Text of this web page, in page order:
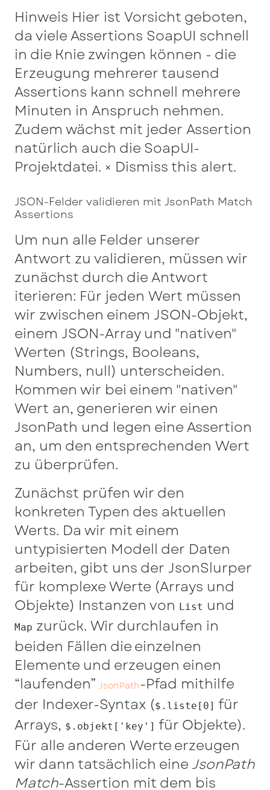
Hinweis Hier ist Vorsicht geboten,
da viele Assertions SoapUI schnell
in die Knie zwingen können - die
Erzeugung mehrerer tausend
Assertions kann schnell mehrere
Minuten in Anspruch nehmen.
Zudem wächst mit jeder Assertion
natürlich auch die SoapUI-
Projektdatei. × Dismiss this alert.
JSON-Felder validieren mit JsonPath Match
Assertions
Um nun alle Felder unserer
Antwort zu validieren, müssen wir
zunächst durch die Antwort
iterieren: Für jeden Wert müssen
wir zwischen einem JSON-Objekt,
einem JSON-Array und "nativen"
Werten (Strings, Booleans,
Numbers, null) unterscheiden.
Kommen wir bei einem "nativen"
Wert an, generieren wir einen
JsonPath und legen eine Assertion
an, um den entsprechenden Wert
zu überprüfen.
Zunächst prüfen wir den
konkreten Typen des aktuellen
Werts. Da wir mit einem
untypisierten Modell der Daten
arbeiten, gibt uns der JsonSlurper
für komplexe Werte (Arrays und
Objekte) Instanzen von
List und
Map zurück. Wir durchlaufen in
beiden Fällen die einzelnen
Elemente und erzeugen einen
“laufenden” JsonPath-Pfad mithilfe
der Indexer-Syntax ($.liste[0] für
Arrays, $.objekt['key'] für Objekte).
Für alle anderen Werte erzeugen
wir dann tatsächlich eine JsonPath
Match-Assertion mit dem bis